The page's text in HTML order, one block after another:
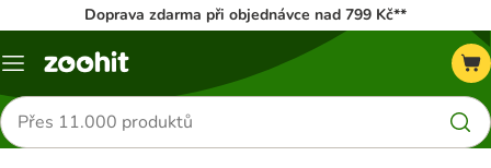
Doprava zdarma při objednávce nad 799 Kč**
Menu
Hledat
produkty